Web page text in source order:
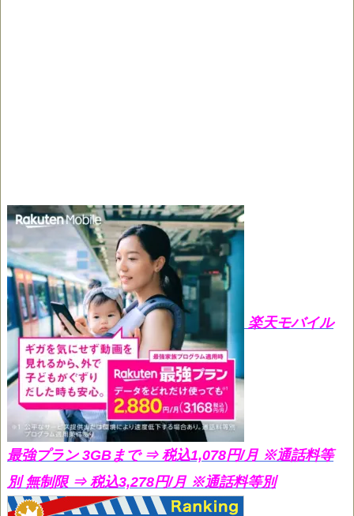
楽天モバイル
最強プラン 3GBまで ⇒ 税込1,078円/月 ※通話料等
別 無制限 ⇒ 税込3,278円/月 ※通話料等別